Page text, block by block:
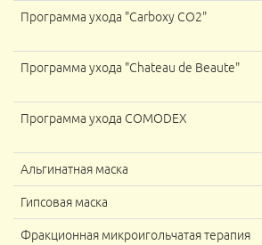
Программа ухода "Carboxy CO2"
Программа ухода "Chateau de Beaute"
Программа ухода COMODEX
Альгинатная маска
Гипсовая маска
Фракционная микроигольчатая терапия